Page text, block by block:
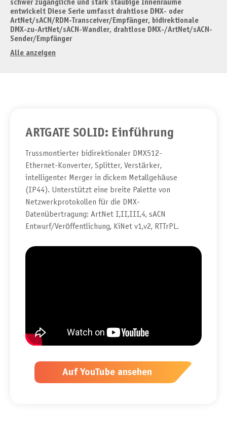
schwer zugängliche und stark staubige Innenräume
entwickelt Diese Serie umfasst drahtlose DMX- oder
ArtNet/sACN/RDM-Transceiver/Empfänger, bidirektionale
DMX-zu-ArtNet/sACN-Wandler, drahtlose DMX-/ArtNet/sACN-
Sender/Empfänger
Alle anzeigen
ARTGATE SOLID: Einführung
Trussmontierter bidirektionaler DMX512-
Ethernet-Konverter, Splitter, Verstärker,
intelligenter Merger in dickem Metallgehäuse
(IP44). Unterstützt eine breite Palette von
Netzwerkprotokollen für die DMX-
Datenübertragung: ArtNet I,II,III,4, sACN
Entwurf/Veröffentlichung, KiNet v1,v2, RTTrPL.
Auf YouTube ansehen